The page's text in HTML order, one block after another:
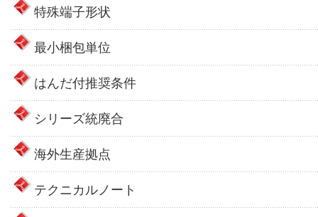
特殊端子形状
最小梱包単位
はんだ付推奨条件
シリーズ統廃合
海外生産拠点
テクニカルノート